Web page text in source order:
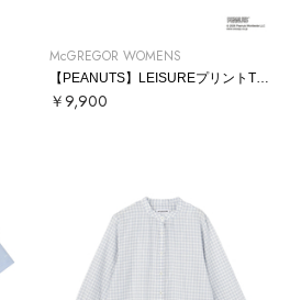
McGREGOR WOMENS
【PEANUTS】LEISUREプリントTシャツ
￥9,900